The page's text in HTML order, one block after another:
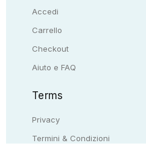
Accedi
Carrello
Checkout
Aiuto e FAQ
Terms
Privacy
Termini & Condizioni